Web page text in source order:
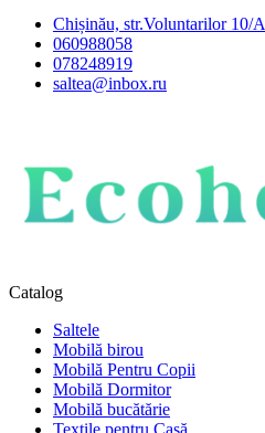
Chișinău, str.Voluntarilor 10/A
060988058
078248919
saltea@inbox.ru
Catalog
Saltele
Mobilă birou
Mobilă Pentru Copii
Mobilă Dormitor
Mobilă bucătărie
Textile pentru Casă